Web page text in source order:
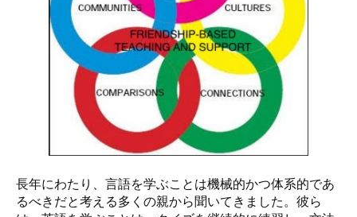
長年にわたり、言語を学ぶことは機械的かつ体系的であ
るべきだと考える多くの親から聞いてきました。彼ら